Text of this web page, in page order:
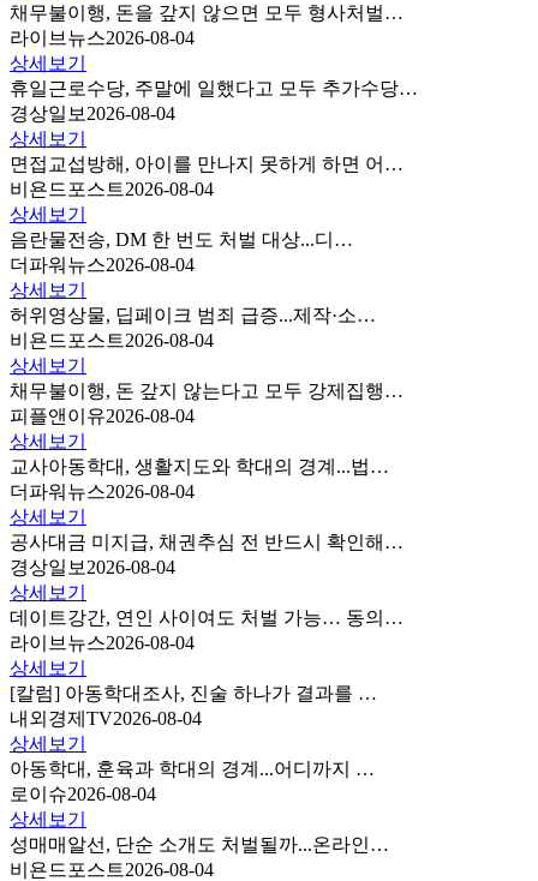
채무불이행, 돈을 갚지 않으면 모두 형사처벌…
라이브뉴스2026-08-04
상세보기
휴일근로수당, 주말에 일했다고 모두 추가수당…
경상일보 2026-08-04
상세보기
면접교섭방해, 아이를 만나지 못하게 하면 어…
비욘드포스트2026-08-04
상세보기
음란물전송, DM 한 번도 처벌 대상...디…
더파워뉴스2026-08-04
상세보기
허위영상물, 딥페이크 범죄 급증...제작·소…
비욘드포스트2026-08-04
상세보기
채무불이행, 돈 갚지 않는다고 모두 강제집행…
피플앤이유2026-08-04
상세보기
교사아동학대, 생활지도와 학대의 경계...법…
더파워뉴스2026-08-04
상세보기
공사대금 미지급, 채권추심 전 반드시 확인해…
경상일보 2026-08-04
상세보기
데이트강간, 연인 사이여도 처벌 가능… 동의…
라이브뉴스2026-08-04
상세보기
[칼럼] 아동학대조사, 진술 하나가 결과를 …
내외경제TV2026-08-04
상세보기
아동학대, 훈육과 학대의 경계...어디까지 …
로이슈2026-08-04
상세보기
성매매알선, 단순 소개도 처벌될까...온라인…
비욘드포스트2026-08-04